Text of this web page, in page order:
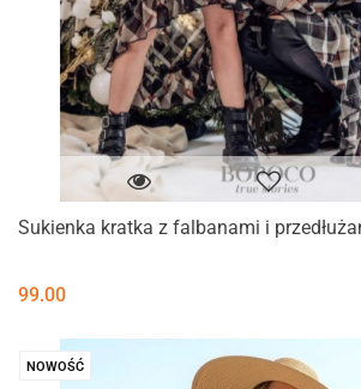
Sukienka kratka z falbanami i
99.00
NOWOŚĆ